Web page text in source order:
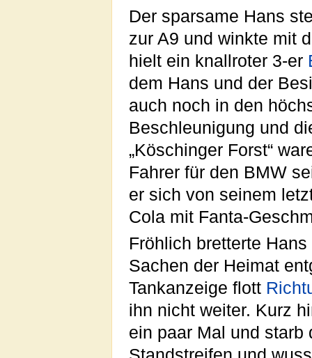
Der sparsame Hans
zur A9 und winkte mit
hielt ein knallroter 3-er
dem Hans und der
auch noch in den
Beschleunigung und
„Köschinger Forst“
Fahrer für den BMW
er sich von seinem
Cola mit Fanta-
Fröhlich bretterte
Sachen der Heimat
Tankanzeige flott
ihn nicht weiter. Kurz
ein paar Mal und starb